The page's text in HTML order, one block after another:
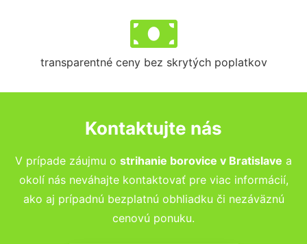
transparentné ceny bez skrytých poplatkov
Kontaktujte nás
V prípade záujmu o strihanie borovice v Bratislave a
okolí nás neváhajte kontaktovať pre viac informácií,
ako aj prípadnú bezplatnú obhliadku či nezáväznú
cenovú ponuku.